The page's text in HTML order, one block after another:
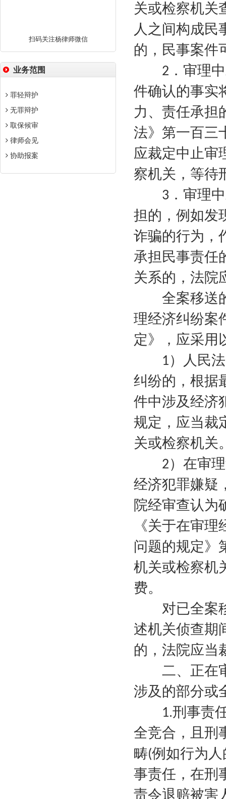
扫码关注杨律师微信
业务范围
罪轻辩护
无罪辩护
取保候审
律师会见
协助报案
关或检察机关
人之间构成民
的，民事案件
2 ．审理
件确认的事实
力、责任承担
法》第一百三
应裁定中止审
察机关，等待
3 ．审理
担的，例如发
诈骗的行为，
承担民事责任
关系的，法院
全案移送的
理经济纠纷案
定》，应采用
1）人民
纠纷的，根据
件中涉及经济
规定，应当裁
关或检察机关
2）在审
经济犯罪嫌疑
院经审查认为
《关于在审
问题的规定》
机关或检察机
费。
对已全案移
述机关侦查期
的，法院应当
二、正在审
涉及的部分或
1.刑事责
全竞合，且刑
畴(例如行为
事责任，在刑
责令退赔被害